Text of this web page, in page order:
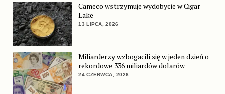
Cameco wstrzymuje wydobycie w Cigar
Lake
13 LIPCA, 2026
Miliarderzy wzbogacili się w jeden dzień o
rekordowe 336 miliardów dolarów
24 CZERWCA, 2026